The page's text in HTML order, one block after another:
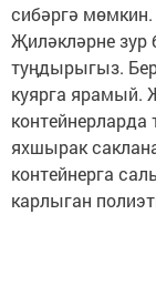
сибәргә
Җиләкләрне зур
туңдырыгыз.
куярга ярамый.
яхшырак
контейнерга
карлыган